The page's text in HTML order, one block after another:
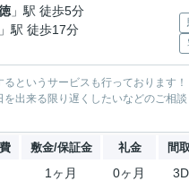
」駅 徒歩5分
」駅 徒歩17分
というサービスも行っております！
出来る限り遅くしたいなどのご相
敷金/保証金 礼金 間
1ヶ月 0ヶ月